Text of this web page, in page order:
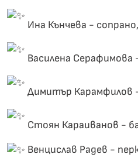
Ина Кънчева - сопрано,
Василена Серафимова
Димитър Карамфилов
Стоян Караиванов -
Венцислав Радев -